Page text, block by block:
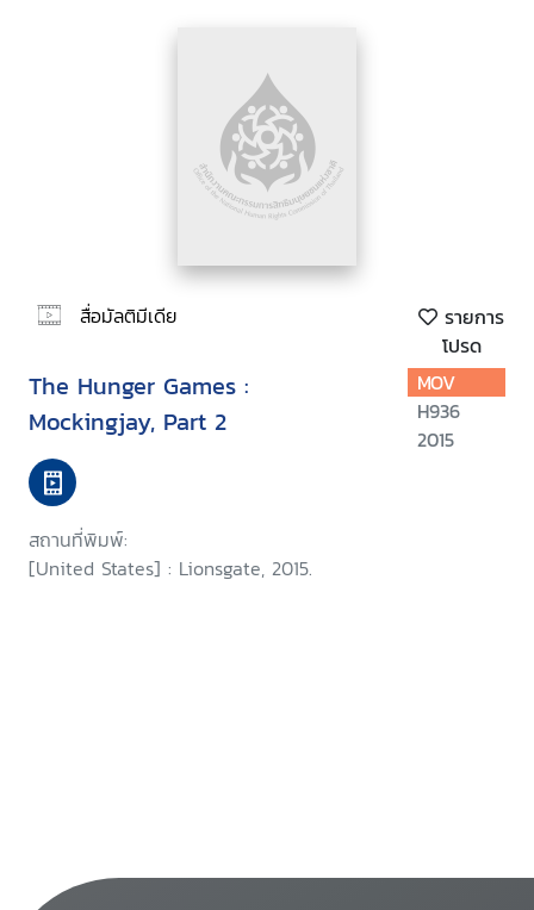
สื่อมัลติมีเดีย
รายการ
โปรด
The Hunger Games :
Mockingjay, Part 2
สถานที่พิมพ์:
[United States] : Lionsgate, 2015.
MOV
H936
2015